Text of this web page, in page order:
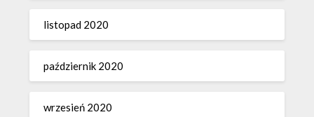
listopad 2020
październik 2020
wrzesień 2020